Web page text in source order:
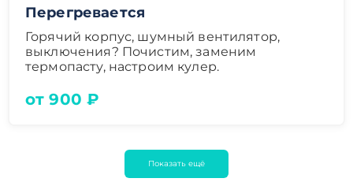
Перегревается
Горячий корпус, шумный вентилятор,
выключения? Почистим, заменим
термопасту, настроим кулер.
от 900 ₽
Показать ещё